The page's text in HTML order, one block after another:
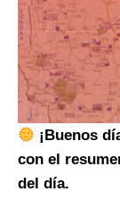
¡Buenos
con el
del día.